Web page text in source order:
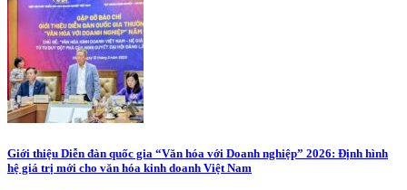
Giới thiệu Diễn đàn quốc gia “Văn hóa với Doanh nghiệp” 2026: Định hình
hệ giá trị mới cho văn hóa kinh doanh Việt Nam